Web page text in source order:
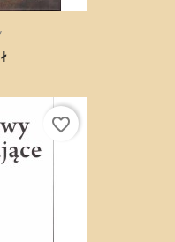
favorite_border